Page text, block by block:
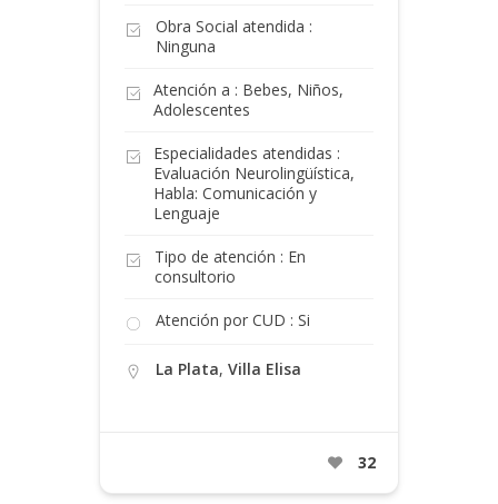
Obra Social atendida :
Ninguna
Atención a : Bebes, Niños,
Adolescentes
Especialidades atendidas :
Evaluación Neurolingüística,
Habla: Comunicación y
Lenguaje
Tipo de atención : En
consultorio
Atención por CUD : Si
La Plata, Villa Elisa
32